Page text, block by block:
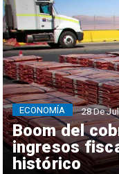
Boom del
ingresos
histórico
ECONOMÍA 28 De